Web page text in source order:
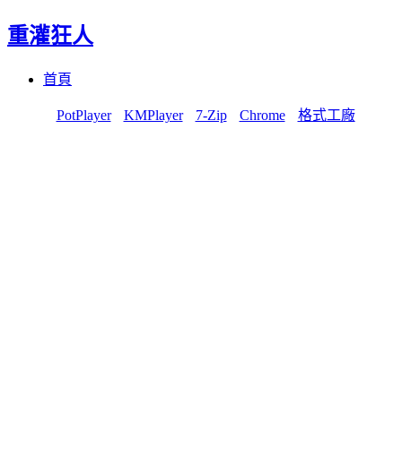
重灌狂人
首頁
PotPlayer KMPlayer 7-Zip Chrome 格式工廠